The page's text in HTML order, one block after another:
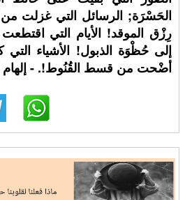
الحَسْرَة; الرسائل التي غزلت
رِزْق الموقد! الأيام التي
إلى حُظْوَة الذبول! الأشياء
أضْحت من قسط القُنُوط!. - إلهام